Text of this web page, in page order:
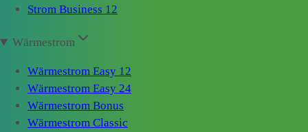
Strom Business 12
Wärmestrom
Wärmestrom Easy 12
Wärmestrom Easy 24
Wärmestrom Bonus
Wärmestrom Classic